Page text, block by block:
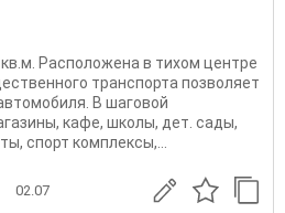
Расположена в тихом центре
транспорта позволяет
В шаговой
кафе, школы, дет. сады,
спорт комплексы,...
02.07